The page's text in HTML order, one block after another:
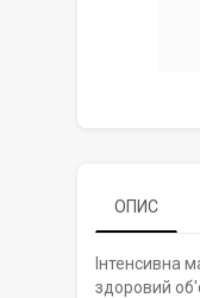
ОПИС
Інтенсивна
здоровий